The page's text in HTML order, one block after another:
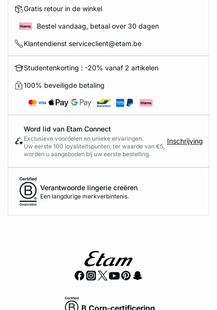
Gratis retour in de winkel
Bestel vandaag, betaal over 30 dagen
Klantendienst serviceclient@etam.be
Studentenkorting : -20% vanaf 2 artikelen
100% beveiligde betaling
Word lid van Etam Connect
Exclusieve voordelen en unieke ervaringen.
Uw eerste 100 loyaliteitspunten, ter waarde van €5,
worden u aangeboden bij uw eerste bestelling.
Inschrijving
Verantwoorde lingerie creëren
Een langdurige merkverbintenis.
B Corp-certificering